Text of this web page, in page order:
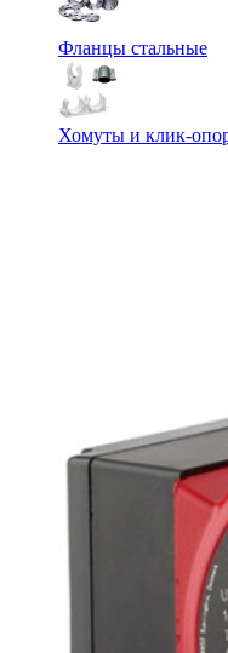
Фланцы стальные
Хомуты и клик-